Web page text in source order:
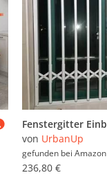
von UrbanUp
gefunden bei Amazon
236,80 €